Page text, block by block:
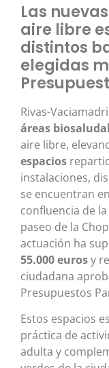
Las
aire libre
distintos
elegidas
Rivas-
áreas
aire libre,
espacios
instalaciones,
se encuentran
confluencia de
paseo de la
actuación ha
55.000 eurosy
ciudadana
Presupuestos
Estos espacios
práctica de
adulta y